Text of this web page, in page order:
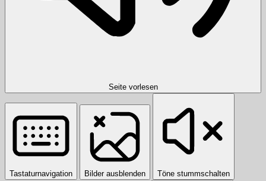
Seite vorlesen
Tastaturnavigation Bilder ausblenden Töne stummschalten